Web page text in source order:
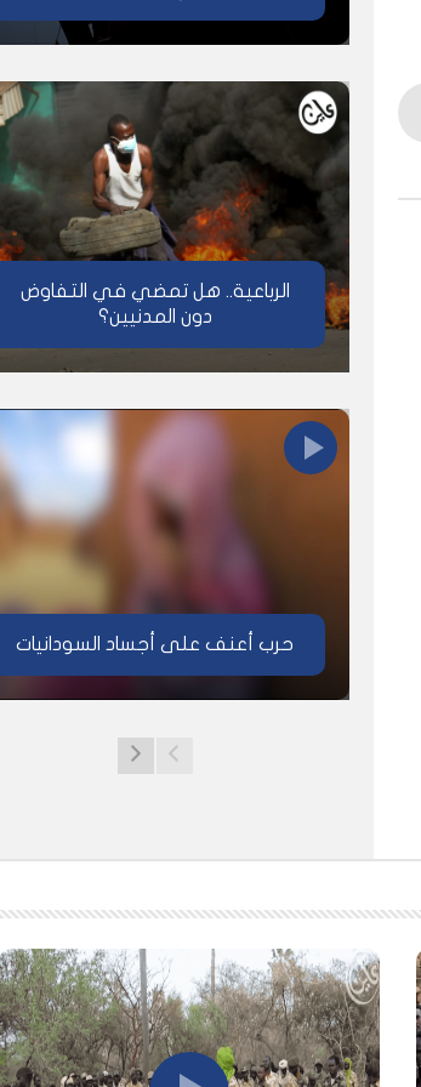
الرباعية.. هل تمضي في التفاوض
دون المدنيين؟
حرب أعنف على أجساد السودانيات